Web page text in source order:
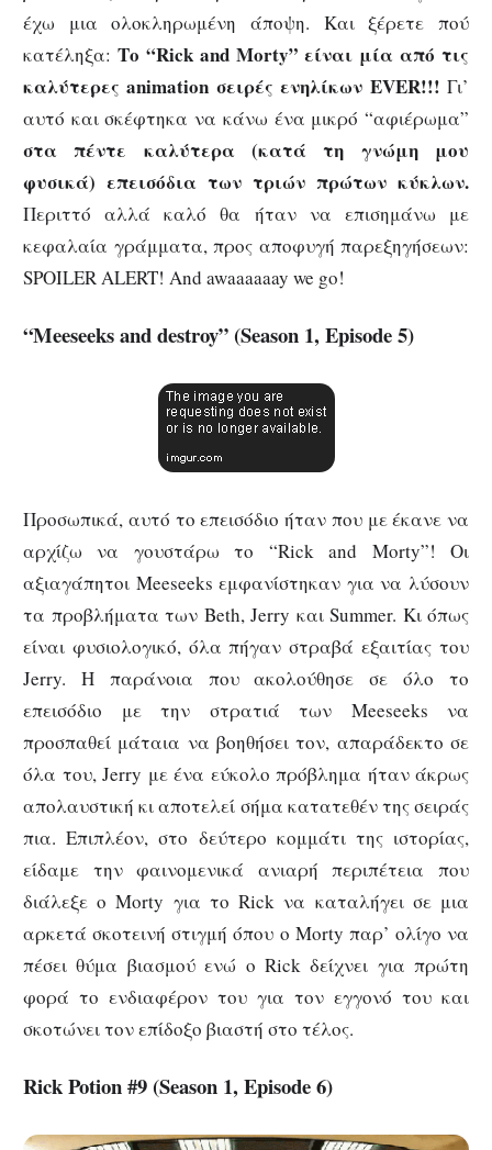
έχω μια ολοκληρωμένη άποψη. Και ξέρετε πού
κατέληξα: Το “Rick and Morty” είναι μία από τις
καλύτερες animation σειρές ενηλίκων EVER!!! Γι’
αυτό και σκέφτηκα να κάνω ένα μικρό “αφιέρωμα”
στα πέντε καλύτερα (κατά τη γνώμη μου
φυσικά) επεισόδια των τριών πρώτων κύκλων.
Περιττό αλλά καλό θα ήταν να επισημάνω με
κεφαλαία γράμματα, προς αποφυγή παρεξηγήσεων:
SPOILER ALERT! And awaaaaaay we go!
“Meeseeks and destroy” (Season 1, Episode 5)
Προσωπικά, αυτό το επεισόδιο ήταν που με έκανε να
αρχίζω να γουστάρω το “Rick and Morty”! Οι
αξιαγάπητοι Meeseeks εμφανίστηκαν για να λύσουν
τα προβλήματα των Beth, Jerry και Summer. Κι όπως
είναι φυσιολογικό, όλα πήγαν στραβά εξαιτίας του
Jerry. Η παράνοια που ακολούθησε σε όλο το
επεισόδιο με την στρατιά των Meeseeks να
προσπαθεί μάταια να βοηθήσει τον, απαράδεκτο σε
όλα του, Jerry με ένα εύκολο πρόβλημα ήταν άκρως
απολαυστική κι αποτελεί σήμα κατατεθέν της σειράς
πια. Επιπλέον, στο δεύτερο κομμάτι της ιστορίας,
είδαμε την φαινομενικά ανιαρή περιπέτεια που
διάλεξε ο Morty για το Rick να καταλήγει σε μια
αρκετά σκοτεινή στιγμή όπου ο Morty παρ’ ολίγο να
πέσει θύμα βιασμού ενώ ο Rick δείχνει για πρώτη
φορά το ενδιαφέρον του για τον εγγονό του και
σκοτώνει τον επίδοξο βιαστή στο τέλος.
Rick Potion #9 (Season 1, Episode 6)